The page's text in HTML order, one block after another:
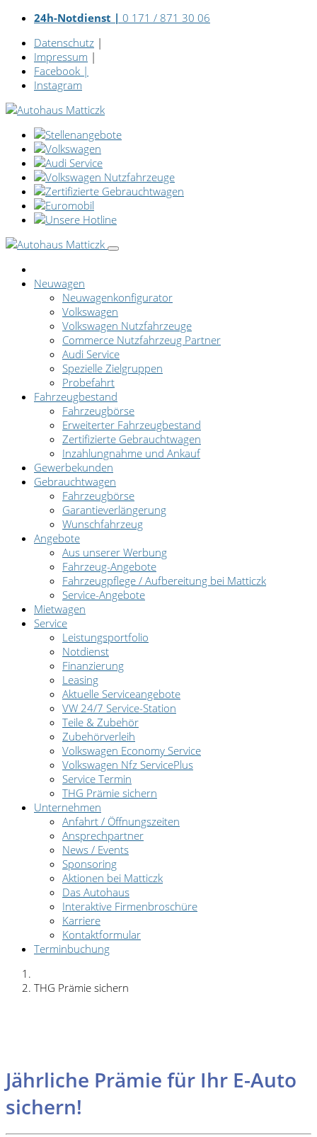
24h-Notdienst | 0 171 / 871 30 06
Datenschutz |
Impressum |
Facebook |
Instagram
Neuwagen
Neuwagenkonfigurator
Volkswagen
Volkswagen Nutzfahrzeuge
Commerce Nutzfahrzeug Partner
Audi Service
Spezielle Zielgruppen
Probefahrt
Fahrzeugbestand
Fahrzeugbörse
Erweiterter Fahrzeugbestand
Zertifizierte Gebrauchtwagen
Inzahlungnahme und Ankauf
Gewerbekunden
Gebrauchtwagen
Fahrzeugbörse
Garantieverlängerung
Wunschfahrzeug
Angebote
Aus unserer Werbung
Fahrzeug-Angebote
Fahrzeugpflege / Aufbereitung bei Matticzk
Service-Angebote
Mietwagen
Service
Leistungsportfolio
Notdienst
Finanzierung
Leasing
Aktuelle Serviceangebote
VW 24/7 Service-Station
Teile & Zubehör
Zubehörverleih
Volkswagen Economy Service
Volkswagen Nfz ServicePlus
Service Termin
THG Prämie sichern
Unternehmen
Anfahrt / Öffnungszeiten
Ansprechpartner
News / Events
Sponsoring
Aktionen bei Matticzk
Das Autohaus
Interaktive Firmenbroschüre
Karriere
Kontaktformular
Terminbuchung
THG Prämie sichern
Jährliche Prämie für Ihr E-Auto
sichern!